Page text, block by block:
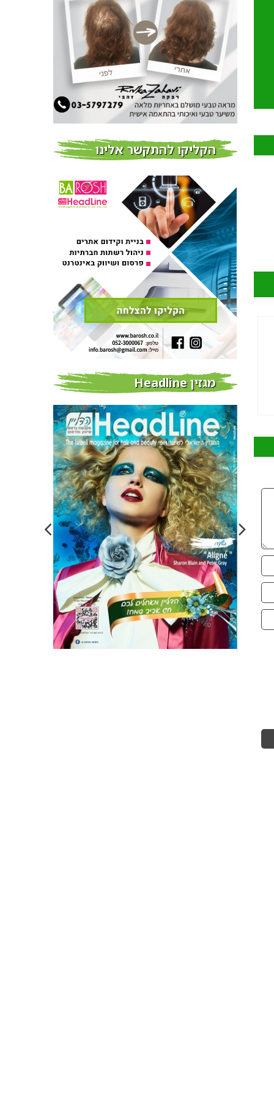
צמידי שיער – המומחים
לצמידי שיער ברמת השרון
חדשות
פרוברי PROBERRY מוצרי
שיער מבוססי גוג’י ברי
חדש על המדף
כובשת את השטח עם יום
הדרכה מוצלח נוסף
אירועים בארץ
הקליקו להתקשר אלינו
מגזין Headline